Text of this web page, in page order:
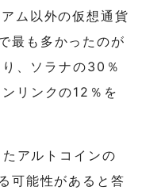
ム以外の仮想通貨
最も多かったのが
、ソラナの30％
リンクの12％を
アルトコインの
可能性があると答